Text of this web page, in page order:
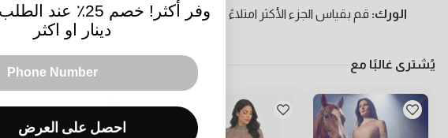
الورك: قم بقياس الجزء الأكثر امتلاءً من الوركين، والذي يكون عادةً على مسافة 8-9 انش أسفل خصرك.
يُشترى غالبًا مع
دينار او اكثر
احصل على العرض